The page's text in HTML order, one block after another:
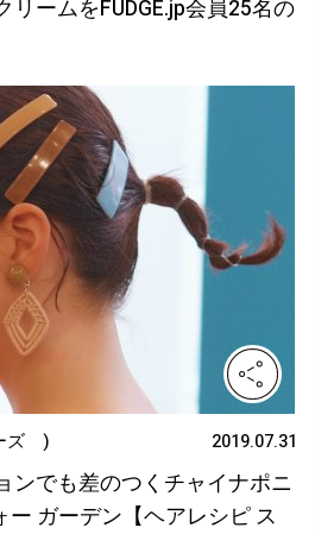
ームをFUDGE.jp会員25名の
ズ ) 2019.07.31
ンでも差のつくチャイナポニ
ガーデン【ヘアレシピ ス